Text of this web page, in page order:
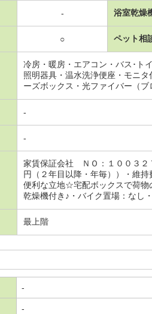
- 浴室乾燥
○ ペット相
冷房・暖房・エアコン・バス･ト
照明器具・温水洗浄便座・モニ
ーズボックス・光ファイバー（
-
-
家賃保証会社 ＮＯ：１００３２
円（２年目以降・年毎））・維
便利な立地☆宅配ボックスで荷物
乾燥機付き♪・バイク置場：なし
最上階
-
-